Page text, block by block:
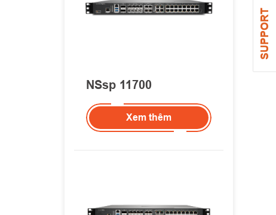
NSsp 11700
Xem thêm
SUPPORT